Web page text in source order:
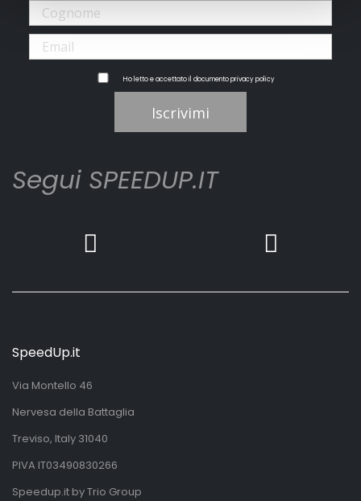
Ho letto e accettato il documentoprivacy policy
Iscrivimi
Segui SPEEDUP.IT
SpeedUp.it
Via Montello 46
Nervesa della Battaglia
Treviso, Italy 31040
PIVA IT03490830266
Speedup.it by Trio Group